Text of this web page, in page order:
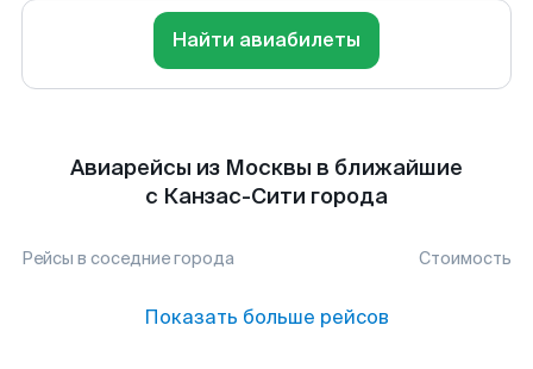
Найти авиабилеты
Авиарейсы из Москвы в ближайшие
с Канзас-Сити города
Рейсы в соседние города Стоимость
Показать больше рейсов